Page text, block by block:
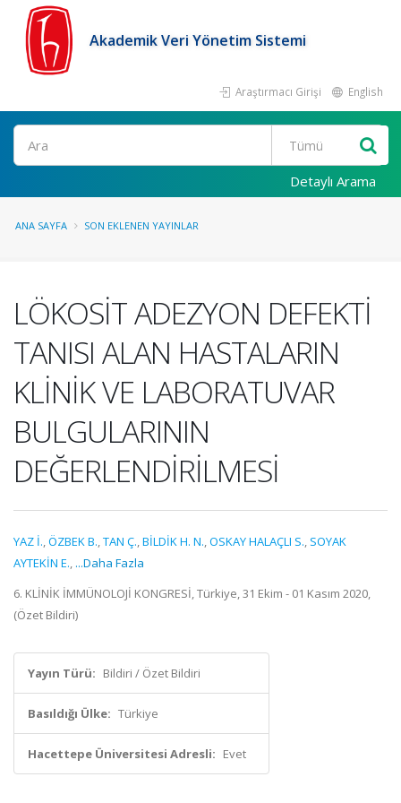
Akademik Veri Yönetim Sistemi
Araştırmacı Girişi English
Ara
Detaylı Arama
ANA SAYFA SON EKLENEN YAYINLAR
LÖKOSİT ADEZYON DEFEKTİ
TANISI ALAN HASTALARIN
KLİNİK VE LABORATUVAR
BULGULARININ
DEĞERLENDİRİLMESİ
YAZ İ.,ÖZBEK B.,TAN Ç.,BİLDİK H. N.,OSKAY HALAÇLI S., SOYAK
AYTEKİN E., ...Daha Fazla
6. KLİNİK İMMÜNOLOJİ KONGRESİ, Türkiye, 31 Ekim - 01 Kasım 2020,
(Özet Bildiri)
Yayın Türü: Bildiri / Özet Bildiri
Basıldığı Ülke: Türkiye
Hacettepe Üniversitesi Adresli: Evet